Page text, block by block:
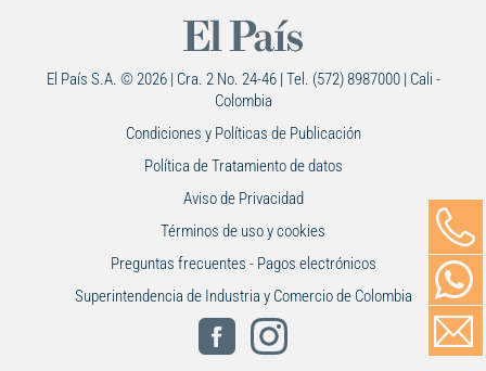
El País S.A. © 2026 | Cra. 2 No. 24-46 | Tel. (572) 8987000 | Cali -
Colombia
Condiciones y Políticas de Publicación
Política de Tratamiento de datos
Aviso de Privacidad
Términos de uso y cookies
Preguntas frecuentes - Pagos electrónicos
Superintendencia de Industria y Comercio de Colombia